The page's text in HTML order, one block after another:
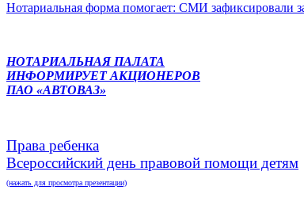
Нотариальная форма помогает: СМИ зафиксировали
НОТАРИАЛЬНАЯ ПАЛАТА
ИНФОРМИРУЕТ АКЦИОНЕРОВ
ПАО «АВТОВАЗ»
Права ребенка
Всероссийский день правовой помощи детям
(нажать для просмотра презентации)